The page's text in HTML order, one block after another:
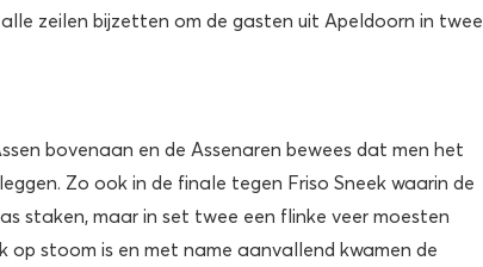
zeilen bijzetten om de gasten uit Apeldoorn in twee
bovenaan en de Assenaren bewees dat men het
Zo ook in de finale tegen Friso Sneek waarin de
staken, maar in set twee een flinke veer moesten
op stoom is en met name aanvallend kwamen de